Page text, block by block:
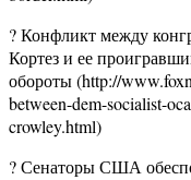
? Конфликт между
Кортез и ее
обороты (http://
between-dem-socialist-
crowley.html)
? Сенаторы США